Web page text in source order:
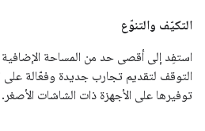
التكيّف والتنوّع
استفِد إلى أقصى حد من المساحة
التوقف لتقديم تجارب جديدة وفعّالة على
توفيرها على الأجهزة ذات الشاشات الأصغر.